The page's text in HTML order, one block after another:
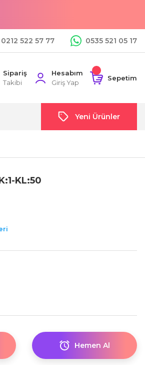
0212 522 57 77 0535 521 05 17
Sipariş
Takibi
Hesabım
Giriş Yap
Sepetim
Yeni Ürünler
KL:50
Hemen Al